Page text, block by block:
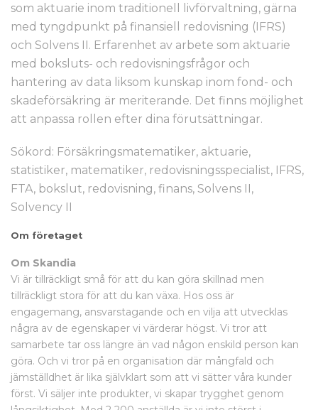
som aktuarie inom traditionell livförvaltning, gärna
med tyngdpunkt på finansiell redovisning (IFRS)
och Solvens II. Erfarenhet av arbete som aktuarie
med boksluts- och redovisningsfrågor och
hantering av data liksom kunskap inom fond- och
skadeförsäkring är meriterande. Det finns möjlighet
att anpassa rollen efter dina förutsättningar.
Sökord: Försäkringsmatematiker, aktuarie,
statistiker, matematiker, redovisningsspecialist, IFRS,
FTA, bokslut, redovisning, finans, Solvens II,
Solvency II
Om företaget
Om Skandia
Vi är tillräckligt små för att du kan göra skillnad men
tillräckligt stora för att du kan växa. Hos oss är
engagemang, ansvarstagande och en vilja att utvecklas
några av de egenskaper vi värderar högst. Vi tror att
samarbete tar oss längre än vad någon enskild person kan
göra. Och vi tror på en organisation där mångfald och
jämställdhet är lika självklart som att vi sätter våra kunder
först. Vi säljer inte produkter, vi skapar trygghet genom